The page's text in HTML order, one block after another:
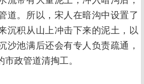
道。所以，宋人在暗沟中设置了
沉积从山上冲击下来的泥土，以
沙池满后还会有专人负责疏通，
政管道清掏工。